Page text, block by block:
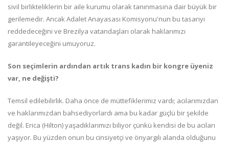
sivil birlikteliklerin bir aile kurumu olarak tanınmasına dair büyük bir
gerilemedir. Ancak Adalet Anayasası Komisyonu'nun bu tasarıyı
reddedeceğini ve Brezilya vatandaşları olarak haklarımızı
garantileyeceğini umuyoruz.
Son seçimlerin ardından artık trans kadın bir kongre üyeniz
var, ne değişti?
Temsil edilebilirlik. Daha önce de müttefiklerimiz vardı; acılarımızdan
ve haklarımızdan bahsediyorlardı ama bu kadar güçlü bir şekilde
değil. Erica (Hilton) yaşadıklarımızı biliyor çünkü kendisi de bu acıları
yaşıyor. Bu yüzden onun bu cinsiyetçi ve önyargılı alanda olduğunu